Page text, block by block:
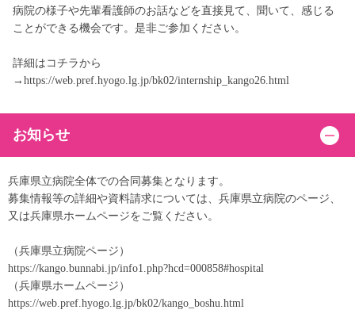
病院の様子や先輩看護師のお話などを直接見て、聞いて、感じる
ことができる機会です。是非ご参加ください。
詳細はコチラから
→https://web.pref.hyogo.lg.jp/bk02/internship_kango26.html
お知らせ
兵庫県立病院全体での合同募集となります。
募集情報等の詳細や資料請求については、兵庫県立病院のページ、
又は兵庫県ホームページをご覧ください。
（兵庫県立病院ページ）
https://kango.bunnabi.jp/info1.php?hcd=000858#hospital
（兵庫県ホームページ）
https://web.pref.hyogo.lg.jp/bk02/kango_boshu.html